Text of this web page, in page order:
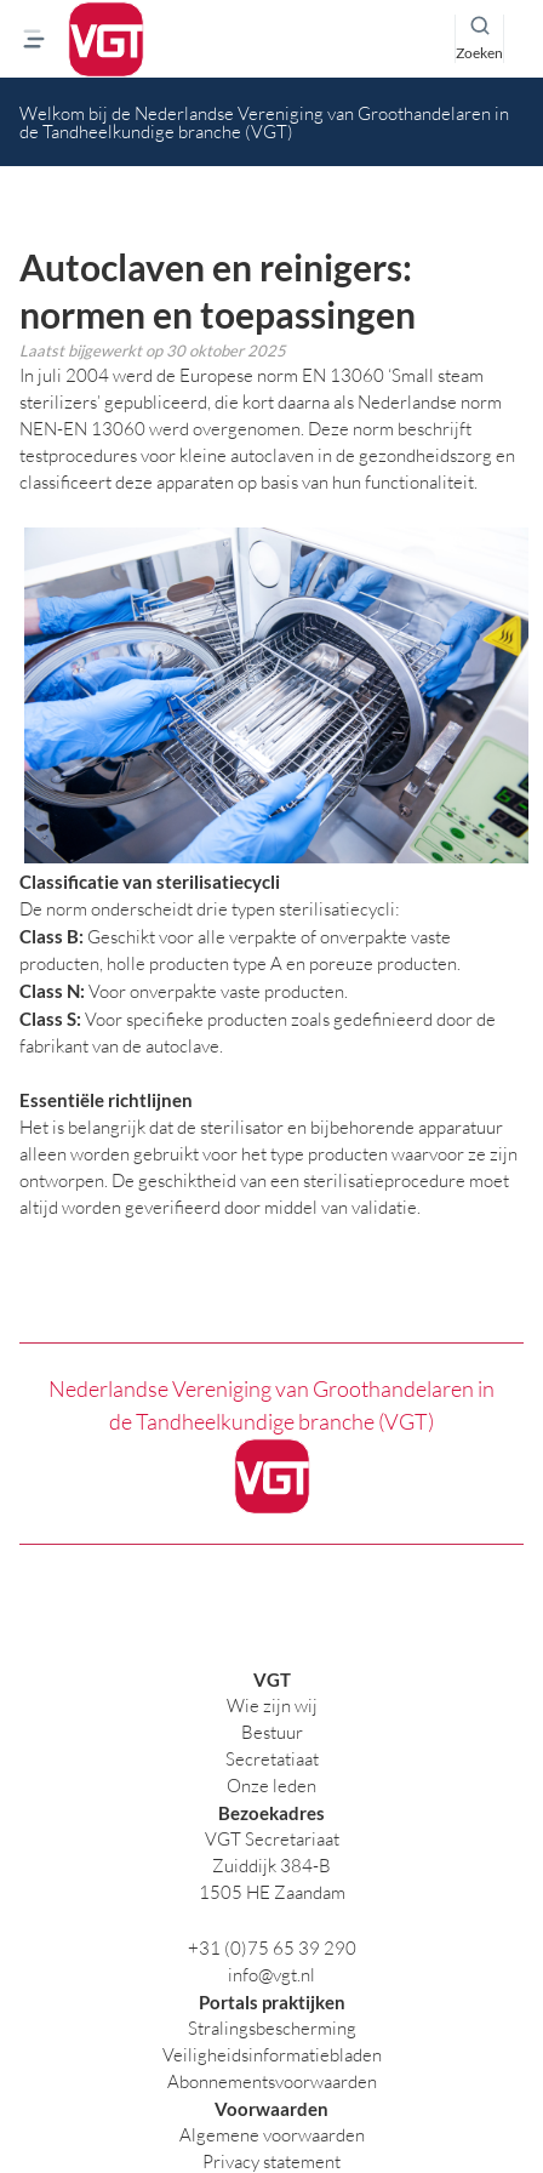
Zoeken
Welkom bij de Nederlandse Vereniging van Groothandelaren in
de Tandheelkundige branche (VGT)
Autoclaven en reinigers:
normen en toepassingen
Laatst bijgewerkt op30 oktober 2025
In juli 2004 werd de Europese norm EN 13060 ‘Small steam
sterilizers’ gepubliceerd, die kort daarna als Nederlandse norm
NEN-EN 13060 werd overgenomen. Deze norm beschrijft
testprocedures voor kleine autoclaven in de gezondheidszorg en
classificeert deze apparaten op basis van hun functionaliteit.
Classificatie van sterilisatiecycli
De norm onderscheidt drie typen sterilisatiecycli:
Class B: Geschikt voor alle verpakte of onverpakte vaste
producten, holle producten type A en poreuze producten.
Class N: Voor onverpakte vaste producten.
Class S: Voor specifieke producten zoals gedefinieerd door de
fabrikant van de autoclave.
Essentiële richtlijnen
Het is belangrijk dat de sterilisator en bijbehorende apparatuur
alleen worden gebruikt voor het type producten waarvoor ze zijn
ontworpen. De geschiktheid van een sterilisatieprocedure moet
altijd worden geverifieerd door middel van validatie.
Nederlandse Vereniging van Groothandelaren in
de Tandheelkundige branche (VGT)
VGT
Wie zijn wij
Bestuur
Secretatiaat
Onze leden
Bezoekadres
VGT Secretariaat
Zuiddijk 384-B
1505 HE Zaandam
+31 (0)75 65 39 290
info@vgt.nl
Portals praktijken
Stralingsbescherming
Veiligheidsinformatiebladen
Abonnementsvoorwaarden
Voorwaarden
Algemene voorwaarden
Privacy statement